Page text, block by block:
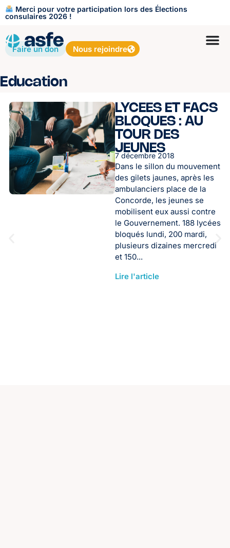
Merci pour votre participation lors des Élections
consulaires 2026 !
Faire un don Nous rejoindre
Education
LYCEES ET FACS
BLOQUES : AU
TOUR DES
JEUNES
7 décembre 2018
Dans le sillon du mouvement
des gilets jaunes, après les
ambulanciers place de la
Concorde, les jeunes se
mobilisent eux aussi contre
le Gouvernement. 188 lycées
bloqués lundi, 200 mardi,
plusieurs dizaines mercredi
et 150...
Lire l'article